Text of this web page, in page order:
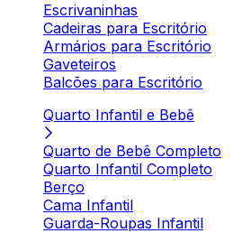
Escrivaninhas
Cadeiras para Escritório
Armários para Escritório
Gaveteiros
Balcões para Escritório
Quarto Infantil e Bebê
Quarto de Bebê Completo
Quarto Infantil Completo
Berço
Cama Infantil
Guarda-Roupas Infantil